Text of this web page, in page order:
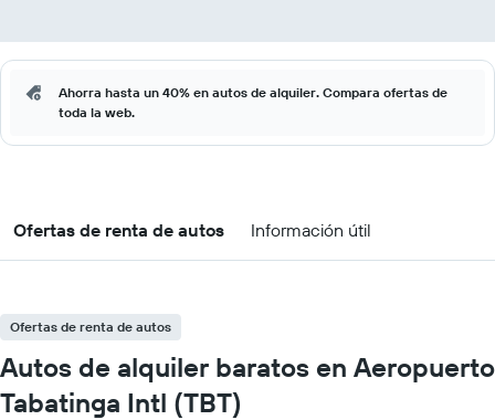
Ahorra hasta un 40% en autos de alquiler. Compara ofertas de
toda la web.
Ofertas de renta de autos Información útil
Ofertas de renta de autos
Autos de alquiler baratos en Aeropuerto
Tabatinga Intl (TBT)